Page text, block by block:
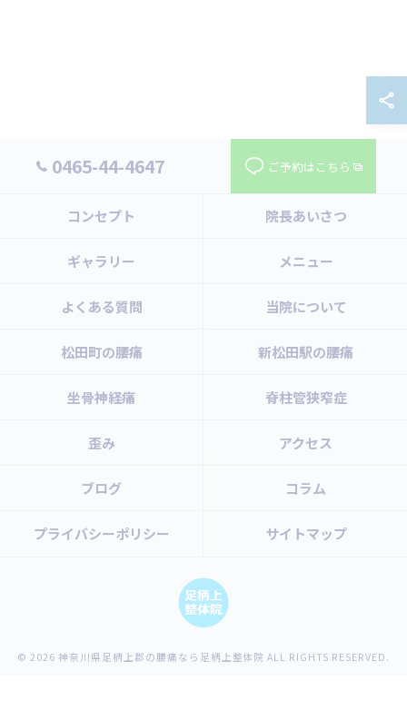
0465-44-4647 ご予約はこちら
コンセプト 院長あいさつ
ギャラリー メニュー
よくある質問 当院について
松田町の腰痛 新松田駅の腰痛
坐骨神経痛 脊柱管狭窄症
歪み アクセス
ブログ コラム
プライバシーポリシー サイトマップ
© 2026 神奈川県足柄上郡の腰痛なら足柄上整体院 ALL RIGHTS RESERVED.